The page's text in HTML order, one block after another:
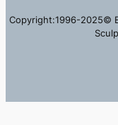
Copyright:1996-2025©